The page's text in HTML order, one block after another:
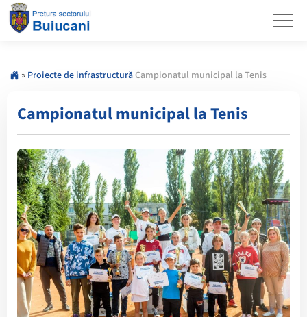
» Proiecte de infrastructurăCampionatul municipal la Tenis
Campionatul municipal la Tenis